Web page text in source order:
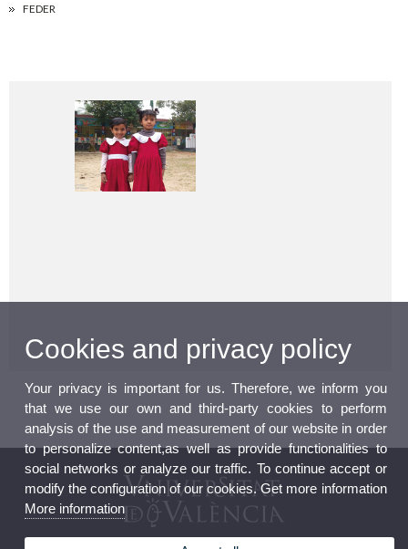
FEDER
Cookies and privacy policy
Your privacy is important for us. Therefore, we inform you
that we use our own and third-party cookies to perform
analysis of the use and measurement of our website in order
to personalize content,as well as provide functionalities to
social networks or analyze our traffic. To continue accept or
modify the configuration of our cookies. Get more information
More information